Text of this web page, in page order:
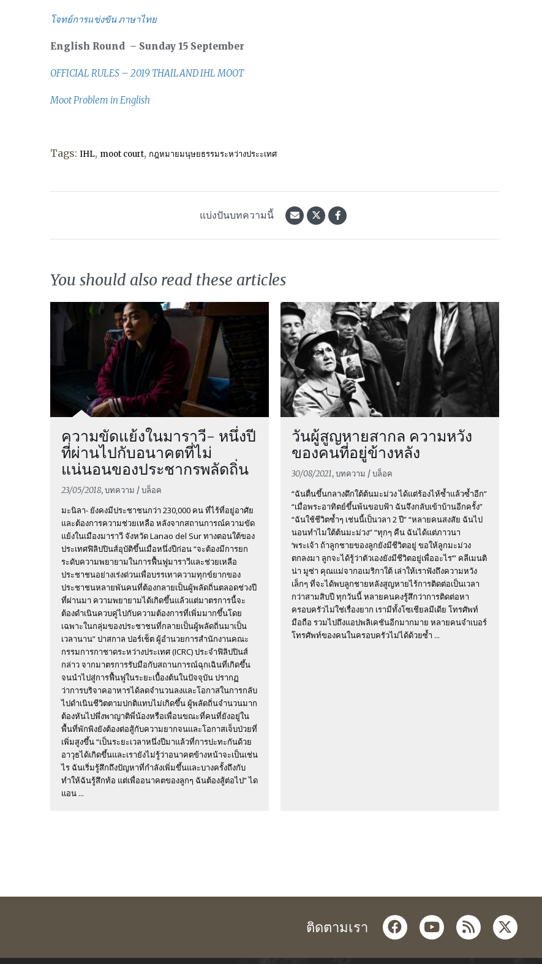
โจทย์การแข่งขัน ภาษาไทย
English Round – Sunday 15 September
OFFICIAL RULES – 2019 THAILAND IHL MOOT
Moot Problem in English
Tags: IHL, moot court, กฎหมายมนุษยธรรมระหว่างประะเทศ
แบ่งปันบทความนี้
You should also read these articles
ความขัดแย้งในมาราวี- หนึ่งปี
ที่ผ่านไปกับอนาคตที่ไม่
แน่นอนของประชากรพลัดถิ่น
23/05/2018, บทความ / บล็อค
มะนิลา- ยังคงมีประชาชนกว่า 230,000 คน ที่ไร้ที่อยู่อาศัย
และต้องการความช่วยเหลือ หลังจากสถานการณ์ความขัด
แย้งในเมืองมาราวี จังหวัด Lanao del Sur ทางตอนใต้ของ
ประเทศฟิลิปปินส์อุบัติขึ้นเมื่อหนึ่งปีก่อน “จะต้องมีการยก
ระดับความพยายามในการฟื้นฟูมาราวีและช่วยเหลือ
ประชาชนอย่างเร่งด่วนเพื่อบรรเทาความทุกข์ยากของ
ประชาชนหลายพันคนที่ต้องกลายเป็นผู้พลัดถิ่นตลอดช่วงปี
ที่ผ่านมา ความพยายามได้เกิดขึ้นแล้วแต่มาตรการนี้จะ
ต้องดำเนินควบคู่ไปกับความต้องการที่เพิ่มมากขึ้นโดย
เฉพาะในกลุ่มของประชาชนที่กลายเป็นผู้พลัดถิ่นมาเป็น
เวลานาน” ปาสกาล ปอร์เช็ต ผู้อำนวยการสำนักงานคณะ
กรรมการกาชาดระหว่างประเทศ (ICRC) ประจำฟิลิปปินส์
กล่าว จากมาตรการรับมือกับสถานการณ์ฉุกเฉินที่เกิดขึ้น
จนนำไปสู่การฟื้นฟูในระยะเบื้องต้นในปัจจุบัน ปรากฏ
ว่าการบริจาคอาหารได้ลดจำนวนลงและโอกาสในการกลับ
ไปดำเนินชีวิตตามปกติแทบไม่เกิดขึ้น ผู้พลัดถิ่นจำนวนมาก
ต้องหันไปพึ่งพาญาติพี่น้องหรือเพื่อนขณะที่คนที่ยังอยู่ใน
พื้นที่พักพิงยังต้องต่อสู้กับความยากจนและโอกาสเจ็บป่วยที่
เพิ่มสูงขึ้น “เป็นระยะเวลาหนึ่งปีมาแล้วที่การปะทะกันด้วย
อาวุธได้เกิดขึ้นและเรายังไม่รู้ว่าอนาคตข้างหน้าจะเป็นเช่น
ไร ฉันเริ่มรู้สึกถึงปัญหาที่กำลังเพิ่มขึ้นและบางครั้งถึงกับ
ทำให้ฉันรู้สึกท้อ แต่เพื่ออนาคตของลูกๆ ฉันต้องสู้ต่อไป” ได
แอน ...
วันผู้สูญหายสากล ความหวัง
ของคนที่อยู่ข้างหลัง
30/08/2021, บทความ / บล็อค
“ฉันตื่นขึ้นกลางดึกใต้ต้นมะม่วง ได้แต่ร้องไห้ซ้ำแล้วซ้ำอีก”
“เมื่อพระอาทิตย์ขึ้นพ้นขอบฟ้า ฉันจึงกลับเข้าบ้านอีกครั้ง”
“ฉันใช้ชีวิตซ้ำๆ เช่นนี้เป็นวลา 2 ปี” “หลายคนสงสัย ฉันไป
นอนทำไมใต้ต้นมะม่วง” “ทุกๆ คืน ฉันได้แต่ภาวนา
‘พระเจ้า ถ้าลูกชายของลูกยังมีชีวิตอยู่ ขอให้ลูกมะม่วง
ตกลงมา ลูกจะได้รู้ว่าตัวเองยังมีชีวิตอยู่เพื่ออะไร’” คลีเมนติ
น่า มูซ่า คุณแม่จากอเมริกาใต้ เล่าให้เราฟังถึงความหวัง
เล็กๆ ที่จะได้พบลูกชายหลังสูญหายไร้การติดต่อเป็นเวลา
กว่าสามสิบปี ทุกวันนี้ หลายคนคงรู้สึกว่าการติดต่อหา
ครอบครัวไม่ใช่เรื่องยาก เรามีทั้งโซเชียลมีเดีย โทรศัพท์
มือถือ รวมไปถึงแอปพลิเคชันอีกมากมาย หลายคนจำเบอร์
โทรศัพท์ของคนในครอบครัวไม่ได้ด้วยซ้ำ ...
ติดตามเรา facebookyoutube
rss twitter